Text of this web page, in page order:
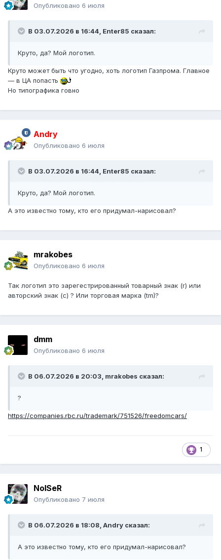
Опубликовано 6 июля
В 03.07.2026 в 16:44, Enter85 сказал:
Круто, да? Мой логотип.
Круто может быть что угодно, хоть логотип Газпрома. Главное
— в ЦА попасть
Но типографика говно
Andry
Опубликовано 6 июля
В 03.07.2026 в 16:44, Enter85 сказал:
Круто, да? Мой логотип.
А это известно тому, кто его придумал-нарисовал?
mrakobes
Опубликовано 6 июля
Так логотип это зарегестрированный товарный знак (r) или
авторский знак (с) ? Или торговая марка (tm)?
dmm
Опубликовано 6 июля
В 06.07.2026 в 20:03, mrakobes сказал:
?
https://companies.rbc.ru/trademark/751526/freedomcars/
1
NoISeR
Опубликовано 7 июля
В 06.07.2026 в 18:08, Andry сказал:
А это известно тому, кто его придумал-нарисовал?